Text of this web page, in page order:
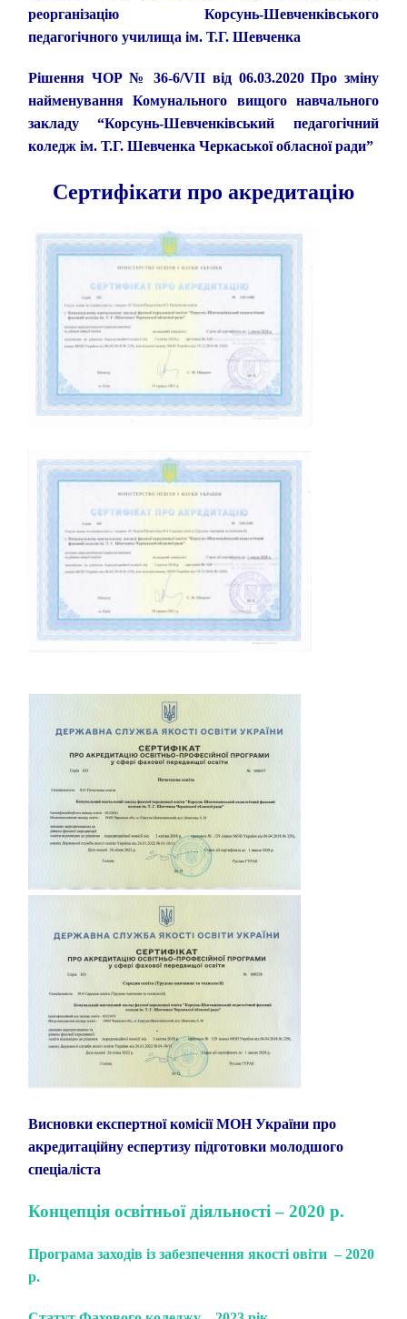
реорганізацію Корсунь-Шевченківського
педагогічного училища ім. Т.Г. Шевченка
Рішення ЧОР № 36-6/VII від 06.03.2020 Про зміну
найменування Комунального вищого навчального
закладу “Корсунь-Шевченківський педагогічний
коледж ім. Т.Г. Шевченка Черкаської обласної ради”
Сертифікати про акредитацію
Висновки експертної комісії МОН України про
акредитаційну еспертизу підготовки молодшого
спеціаліста
Концепція освітньої діяльності – 2020 р.
Програма заходів із забезпечення якості овіти – 2020
р.